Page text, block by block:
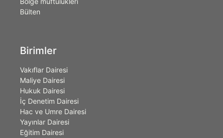
Bülten
Birimler
Vakıflar Dairesi
Maliye Dairesi
Hukuk Dairesi
İç Denetim Dairesi
Hac ve Umre Dairesi
Yayınlar Dairesi
Eğitim Dairesi